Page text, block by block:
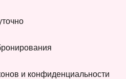
и конфиденциальности